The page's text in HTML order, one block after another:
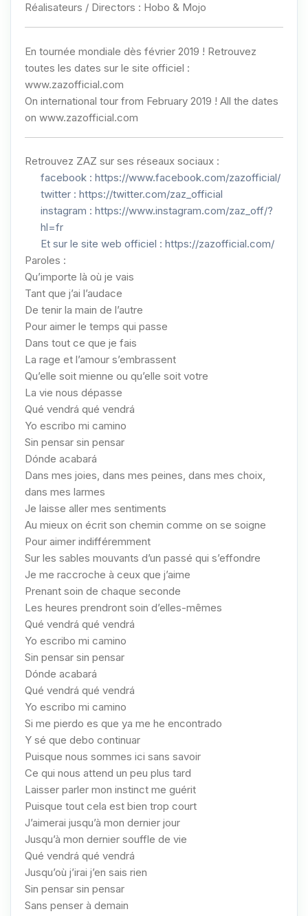
Réalisateurs / Directors : Hobo & Mojo
En tournée mondiale dès février 2019 ! Retrouvez
toutes les dates sur le site officiel :
www.zazofficial.com
On international tour from February 2019 ! All the dates
on www.zazofficial.com
Retrouvez ZAZ sur ses réseaux sociaux :
facebook : https://www.facebook.com/zazofficial/
twitter : https://twitter.com/zaz_official
instagram : https://www.instagram.com/zaz_off/?
hl=fr
Et sur le site web officiel : https://zazofficial.com/
Paroles :
Qu’importe là où je vais
Tant que j’ai l’audace
De tenir la main de l’autre
Pour aimer le temps qui passe
Dans tout ce que je fais
La rage et l’amour s’embrassent
Qu’elle soit mienne ou qu’elle soit votre
La vie nous dépasse
Qué vendrá qué vendrá
Yo escribo mi camino
Sin pensar sin pensar
Dónde acabará
Dans mes joies, dans mes peines, dans mes choix,
dans mes larmes
Je laisse aller mes sentiments
Au mieux on écrit son chemin comme on se soigne
Pour aimer indifféremment
Sur les sables mouvants d’un passé qui s’effondre
Je me raccroche à ceux que j’aime
Prenant soin de chaque seconde
Les heures prendront soin d’elles-mêmes
Qué vendrá qué vendrá
Yo escribo mi camino
Sin pensar sin pensar
Dónde acabará
Qué vendrá qué vendrá
Yo escribo mi camino
Si me pierdo es que ya me he encontrado
Y sé que debo continuar
Puisque nous sommes ici sans savoir
Ce qui nous attend un peu plus tard
Laisser parler mon instinct me guérit
Puisque tout cela est bien trop court
J’aimerai jusqu’à mon dernier jour
Jusqu’à mon dernier souffle de vie
Qué vendrá qué vendrá
Jusqu’où j’irai j’en sais rien
Sin pensar sin pensar
Sans penser à demain